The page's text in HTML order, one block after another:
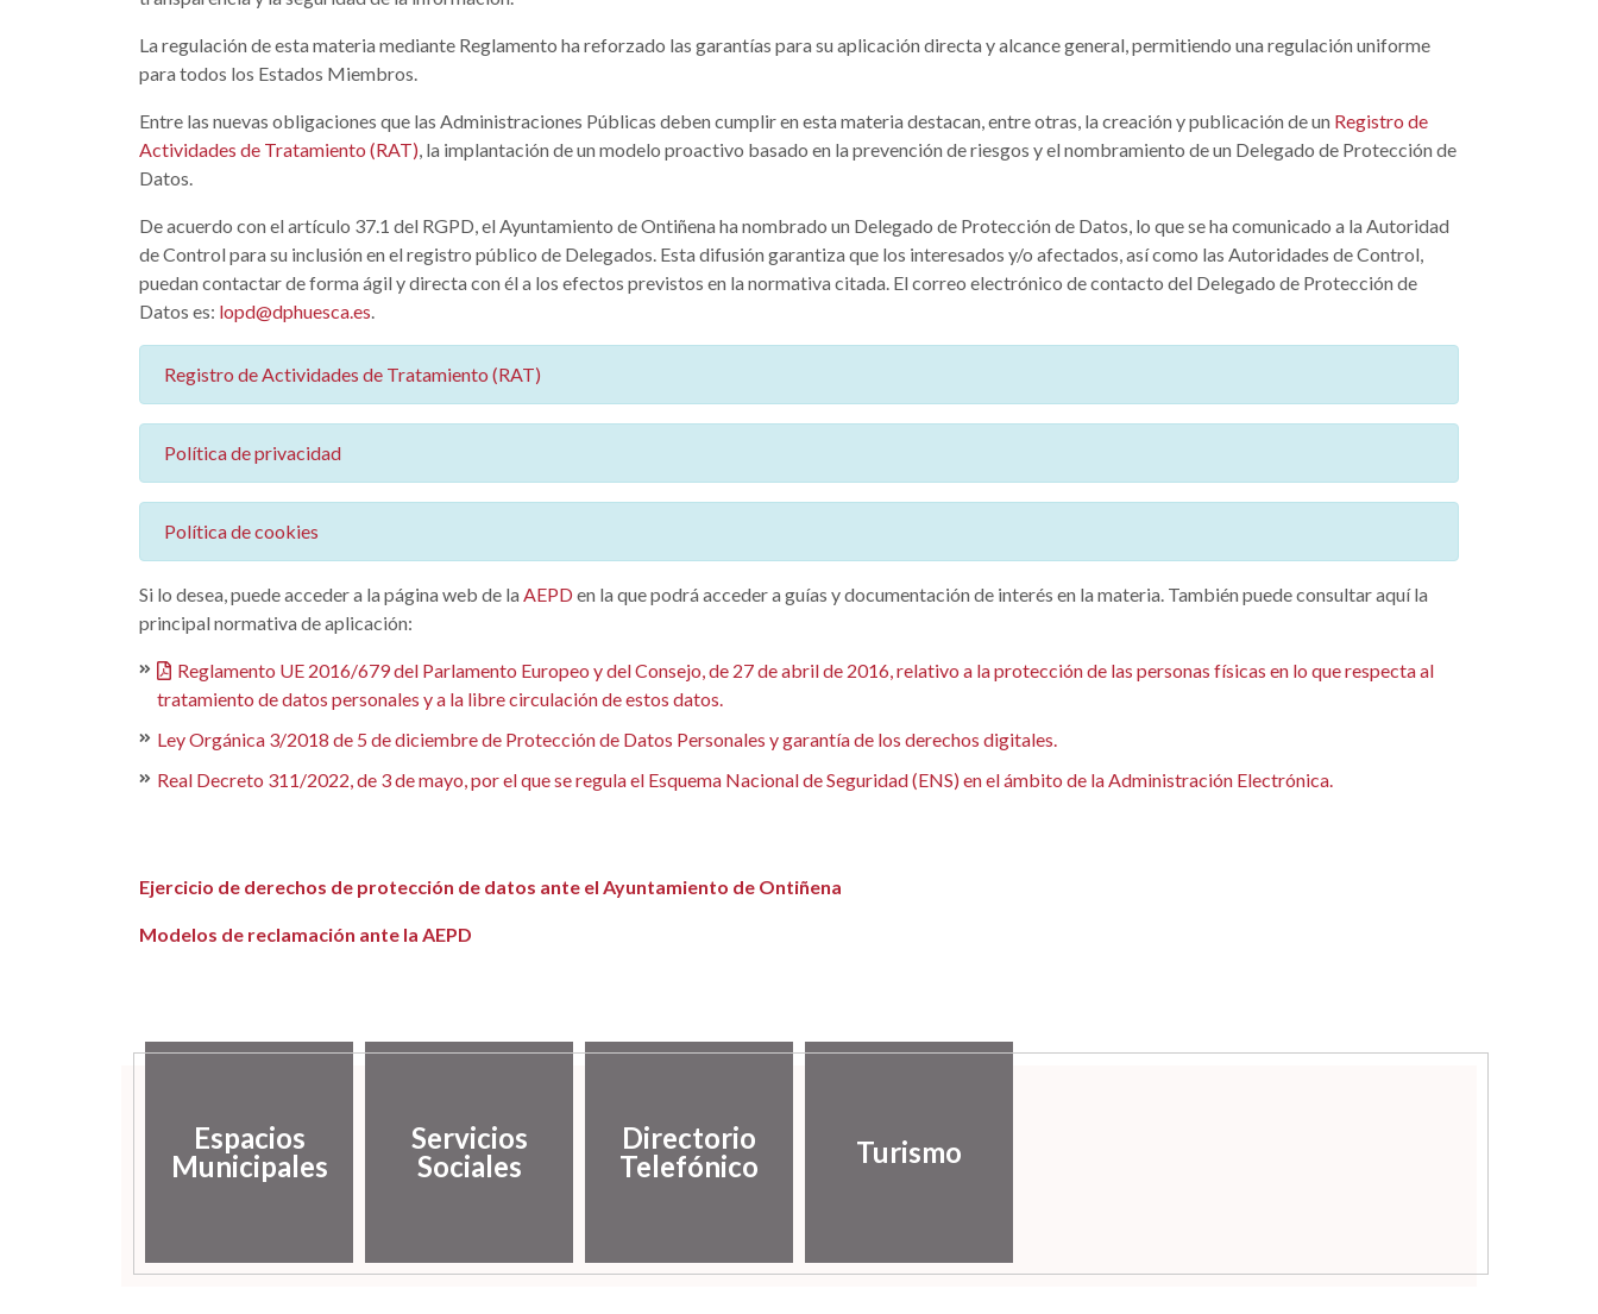
La regulación de esta materia mediante Reglamento ha reforzado las garantías para su aplicación directa y alcance general, permitiendo una regulación uniforme
para todos los Estados Miembros.
Entre las nuevas obligaciones que las Administraciones Públicas deben cumplir en esta materia destacan, entre otras, la creación y publicación de un Registro de
Actividades de Tratamiento (RAT), la implantación de un modelo proactivo basado en la prevención de riesgos y el nombramiento de un Delegado de Protección de
Datos.
De acuerdo con el artículo 37.1 del RGPD, el Ayuntamiento de Ontiñena ha nombrado un Delegado de Protección de Datos, lo que se ha comunicado a la Autoridad
de Control para su inclusión en el registro público de Delegados. Esta difusión garantiza que los interesados y/o afectados, así como las Autoridades de Control,
puedan contactar de forma ágil y directa con él a los efectos previstos en la normativa citada. El correo electrónico de contacto del Delegado de Protección de
Datos es: lopd@dphuesca.es.
Registro de Actividades de Tratamiento (RAT)
Política de privacidad
Política de cookies
Si lo desea, puede acceder a la página web de la AEPDen la que podrá acceder a guías y documentación de interés en la materia. También puede consultar aquí la
principal normativa de aplicación:
Reglamento UE 2016/679 del Parlamento Europeo y del Consejo, de 27 de abril de 2016, relativo a la protección de las personas físicas en lo que respecta al
tratamiento de datos personales y a la libre circulación de estos datos.
Ley Orgánica 3/2018 de 5 de diciembre de Protección de Datos Personales y garantía de los derechos digitales.
Real Decreto 311/2022, de 3 de mayo, por el que se regula el Esquema Nacional de Seguridad (ENS) en el ámbito de la Administración Electrónica.
Ejercicio de derechos de protección de datos ante el Ayuntamiento de Ontiñena
Modelos de reclamación ante la AEPD
Espacios
Municipales
Servicios
Sociales
Directorio
Telefónico
Turismo